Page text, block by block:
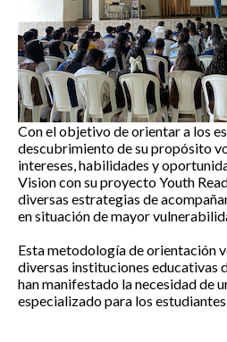
Con el objetivo de orientar a los
descubrimiento de su propósito
intereses, habilidades y
Vision con su proyecto Youth
diversas estrategias de
en situación de mayor
Esta metodología de orientación
diversas instituciones educativas
han manifestado la necesidad de
especializado para los